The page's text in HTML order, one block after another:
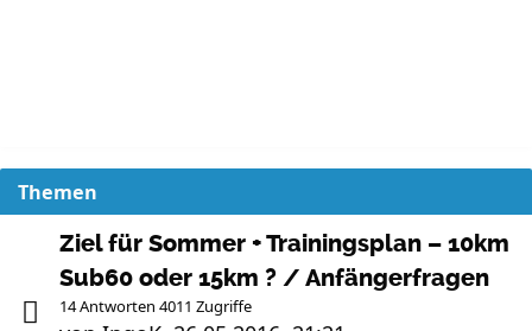
Themen
Ziel für Sommer + Trainingsplan – 10km
Sub60 oder 15km ? / Anfängerfragen
14 Antworten 4011 Zugriffe